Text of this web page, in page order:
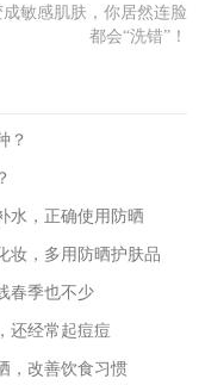
成敏感肌肤，你居然连脸
都会“洗错”！
？
水，正确使用防晒
妆，多用防晒护肤品
春季也不少
还经常起痘痘
，改善饮食习惯